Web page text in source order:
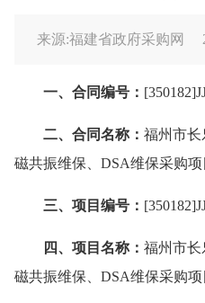
来源:福建省政府采购网
一、合同编号：
二、合同名称： 福州市长
磁共振维保、DSA维保采购项
三、项目编号：
四、项目名称： 福州市长
磁共振维保、DSA维保采购项